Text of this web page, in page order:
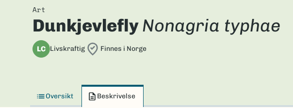
Art
DunkjevleflyNonagria typhae
LC Livskraftig Finnes i Norge
Oversikt Beskrivelse